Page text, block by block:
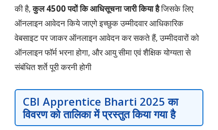
की है,कुल 4500 पदों कि आधिसूचना जारी किया हैजिसके लिए
ऑनलाइन आवेदन किये जाएगे इच्छुक उम्मीदवार आधिकारिक
वेबसाइट पर जाकर ऑनलाइन आवेदन कर सकते हैं, उम्मीदवारों को
ऑनलाइन फॉर्म भरना होगा, और आयु सीमा एवं शैक्षिक योग्यता से
संबंधित शर्ते पूरी करनी होगी
CBI Apprentice Bharti 2025का
विवरण को तालिका में प्रस्तुत किया गया है